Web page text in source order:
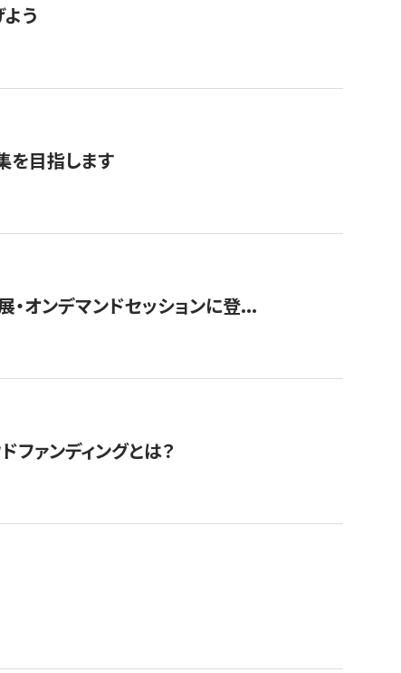
う
を目指します
・オンデマンドセッションに登...
ァンディングとは？